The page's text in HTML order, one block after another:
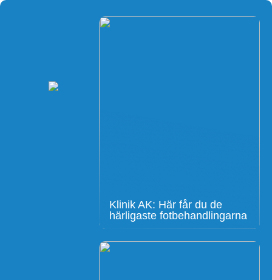
Klinik AK: Här får du de
härligaste fotbehandlingarna